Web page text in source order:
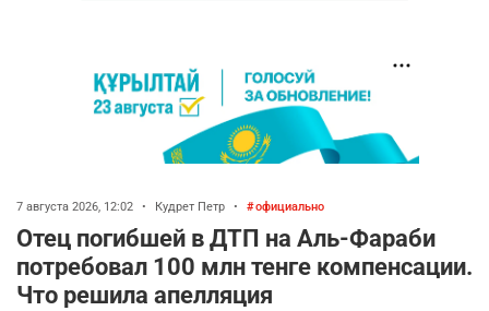
7 августа 2026, 12:02 • Кудрет Петр • официально
Отец погибшей в ДТП на Аль-Фараби
потребовал 100 млн тенге компенсации.
Что решила апелляция